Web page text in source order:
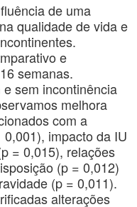
de uma
qualidade de vida e
e
semanas.
sem incontinência
melhora
com a
impacto da IU
= 0,015), relações
(p = 0,012)
(p = 0,011).
alterações